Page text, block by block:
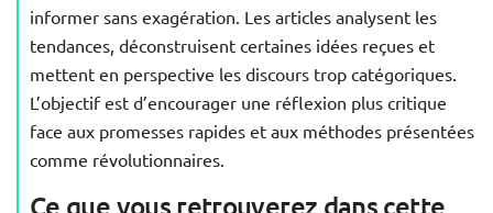
informer sans exagération. Les articles analysent les
tendances, déconstruisent certaines idées reçues et
mettent en perspective les discours trop catégoriques.
L’objectif est d’encourager une réflexion plus critique
face aux promesses rapides et aux méthodes présentées
comme révolutionnaires.
Ce que vous retrouverez dans cette